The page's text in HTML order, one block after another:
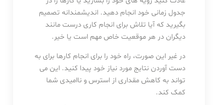
جدول زمانی خود انجام دهید. اندیشمندانه تصمیم
بگیرید که آیا تلاش برای انجام کاری درست مانند
دیگران در هر موقعیت خاص مهم است یا خیر.
در غیر این صورت، راه خود را برای انجام کارها برای به
دست آوردن نتایج مورد نیاز خود پیدا کنید. این می
تواند به کاهش مقداری از استرس و ناامیدی شما
کمک کند.